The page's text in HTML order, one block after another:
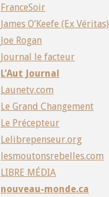
FranceSoir
James O’Keefe (Ex Véritas)
Joe Rogan
Journal le facteur
L’Aut Journal
Launetv.com
Le Grand Changement
Le Précepteur
Lelibrepenseur.org
lesmoutonsrebelles.com
LIBRE MÉDIA
nouveau-monde.ca